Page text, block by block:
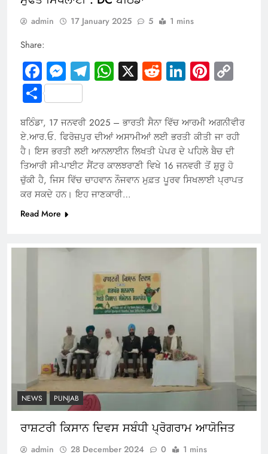
admin 17 January 2025 5 1 mins
Share:
Facebook
Messenger
Telegram
WhatsApp
X RedditLinkedIn
Share
ਬਠਿੰਡਾ, 17 ਜਨਵਰੀ 2025 – ਭਾਰਤੀ ਸੈਨਾ ਵਿੱਚ ਆਰਮੀ ਅਗਨੀਵੀਰ
ਏ.ਆਰ.ਓ. ਫਿਰੋਜ਼ਪੁਰ ਦੀਆਂ ਅਸਾਮੀਆਂ ਲਈ ਭਰਤੀ ਕੀਤੀ ਜਾ ਰਹੀ
ਹੈ। ਇਸ ਭਰਤੀ ਲਈ ਆਨਲਾਈਨ ਲਿਖਤੀ ਪੇਪਰ ਦੇ ਪਹਿਲੇ ਬੈਚ ਦੀ
ਤਿਆਰੀ ਸੀ-ਪਾਈਟ ਸੈਂਟਰ ਕਾਲਝਰਾਣੀ ਵਿਖੇ 16 ਜਨਵਰੀ ਤੋਂ ਸ਼ੁਰੂ ਹੋ
ਚੁੱਕੀ ਹੈ, ਜਿਸ ਵਿੱਚ ਚਾਹਵਾਨ ਨੌਜਵਾਨ ਮੁਫ਼ਤ ਪੂਰਵ ਸਿਖਲਾਈ ਪ੍ਰਾਪਤ
ਕਰ ਸਕਦੇ ਹਨ। ਇਹ ਜਾਣਕਾਰੀ…
Read More
NEWS PUNJAB
ਰਾਸ਼ਟਰੀ ਕਿਸਾਨ ਦਿਵਸ ਸਬੰਧੀ ਪ੍ਰੋਗਰਾਮ ਆਯੋਜਿਤ
admin 28 December 2024 0 1 mins